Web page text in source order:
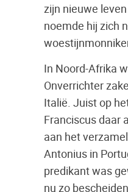
zijn nieuwe
noemde hij zich
In Noord-Afrika
Onverrichter
Italië. Juist op
Franciscus daar
aan het
Antonius in
predikant was
nu zo